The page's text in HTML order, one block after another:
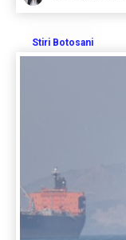
Stiri Botosani